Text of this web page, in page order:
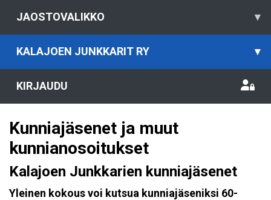
JAOSTOVALIKKO ▾
KALAJOEN JUNKKARIT RY ▾
KIRJAUDU
Kunniajäsenet ja muut
kunnianosoitukset
Kalajoen Junkkarien kunniajäsenet
Yleinen kokous voi kutsua kunniajäseniksi 60-